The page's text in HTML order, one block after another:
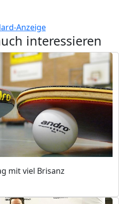
interessieren
mit viel Brisanz